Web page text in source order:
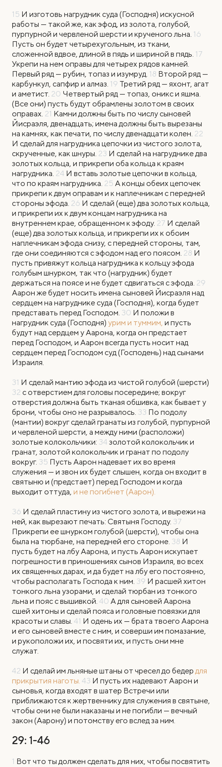
15 И изготовь нагрудник суда (Господня) искусной
работы — такой же, как эфод, из золота, голубой,
пурпурной и червленой шерсти и крученого льна. 16
Пусть он будет четырехугольным, из ткани,
сложенной вдвое, длиной в пядь и шириной в пядь. 17
Укрепи на нем оправы для четырех рядов камней.
Первый ряд — рубин, топаз и изумруд. 18 Второй ряд —
карбункул, сапфир и алмаз. 19 Третий ряд — яхонт, агат
и аметист. 20 Четвертый ряд — топаз, оникс и яшма.
(Все они) пусть будут обрамлены золотом в своих
оправах. 21 Камни должны быть по числу сыновей
Йисраэля, двенадцать; имена должны быть вырезаны
на камнях, как печати, по числу двенадцати колен. 22
И сделай для нагрудника цепочки из чистого золота,
скрученные, как шнуры. 23 И сделай на нагруднике два
золотых кольца, и прикрепи оба кольца к краям
нагрудника. 24 И вставь золотые цепочки в кольца,
что по краям нагрудника. 25 А концы обеих цепочек
прикрепи к двум оправам и к наплечникам с передней
стороны эфода. 26 И сделай (еще) два золотых кольца,
и прикрепи их к двум концам нагрудника на
внутреннем крае, обращенном к эфоду. 27 И сделай
(еще) два золотых кольца, и прикрепи их к обоим
наплечникам эфода снизу, с передней стороны, там,
где они соединяются с эфодом над его поясом. 28 И
пусть привяжут кольца нагрудника к кольцу эфода
голубым шнурком, так что (нагрудник) будет
держаться на поясе и не будет сдвигаться с эфода. 29
Аарон же будет носить имена сыновей Йисраэля над
сердцем на нагруднике суда (Господня), когда будет
представать перед Господом. 30 И положи в
нагрудник суда (Господня) урим и туммим, и пусть
будут над сердцем у Аарона, когда он предстает
перед Господом, и Аарон всегда пусть носит над
сердцем перед Господом суд (Господень) над сынами
Израиля.
31 И сделай мантию эфода из чистой голубой (шерсти)
32 с отверстием для головы посередине; вокруг
отверстия должна быть тканая обшивка, как бывает у
брони, чтобы оно не разрывалось. 33 По подолу
(мантии) вокруг сделай гранаты из голубой, пурпурной
и червленой шерсти, а между ними (расположи)
золотые колокольчики: 34 золотой колокольчик и
гранат, золотой колокольчик и гранат по подолу
вокруг. 35 Пусть Аарон надевает их во время
служения — и звон их будет слышен, когда он входит в
святыню и (предстает) перед Господом и когда
выходит оттуда, и не погибнет (Аарон).
36 И сделай пластину из чистого золота, и вырежи на
ней, как вырезают печать: Святыня Господу. 37
Прикрепи ее шнурком голубой (шерсти), чтобы она
была на тюрбане, на передней его стороне. 38 И
пусть будет на лбу Аарона, и пусть Аарон искупает
погрешности в приношениях сынов Израиля, во всех
их священных дарах, и да будет на лбу его постоянно,
чтобы располагать Господа к ним. 39 И расшей хитон
тонкого льна узорами, и сделай тюрбан из тонкого
льна и пояс с вышивкой. 40 А для сыновей Аарона
сшей хитоны и сделай пояса и головные повязки для
красоты и славы. 41 И одень их — брата твоего Аарона
и его сыновей вместе с ним, и соверши им помазание,
и рукоположи их, и посвяти их, и пусть они мне
служат.
42 И сделай им льняные штаны от чресел до бедер для
прикрытия наготы. 43 И пусть их надевают Аарон и
сыновья, когда входят в шатер Встречи или
приближаются к жертвеннику для служения в святыне,
чтобы они не были наказаны и не погибли — вечный
закон (Аарону) и потомству его вслед за ним.
29: 1-46
1 Вот что ты должен сделать для них, чтобы посвятить